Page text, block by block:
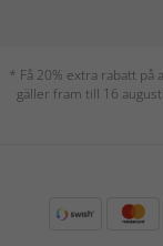
* Få 20% extra rabatt på
gäller fram till 16